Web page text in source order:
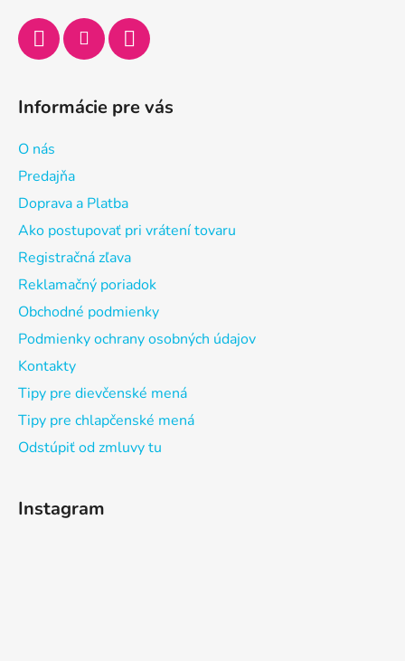
Informácie pre vás
O nás
Predajňa
Doprava a Platba
Ako postupovať pri vrátení tovaru
Registračná zľava
Reklamačný poriadok
Obchodné podmienky
Podmienky ochrany osobných údajov
Kontakty
Tipy pre dievčenské mená
Tipy pre chlapčenské mená
Odstúpiť od zmluvy tu
Instagram